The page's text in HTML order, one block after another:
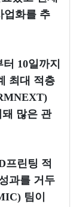
업화를 추
10일까지
최대 적층
돼 많은 관
프린팅 적
과를 거두
팀이